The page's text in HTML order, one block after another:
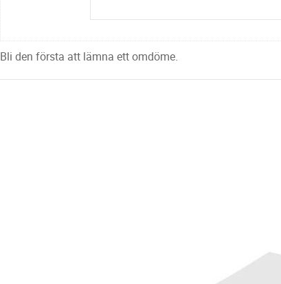
Bli den första att lämna ett omdöme.